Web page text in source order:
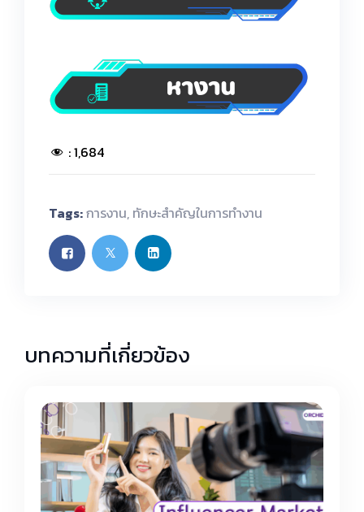
:1,684
Tags:การงาน, ทักษะสำคัญในการทำงาน
บทความที่เกี่ยวข้อง